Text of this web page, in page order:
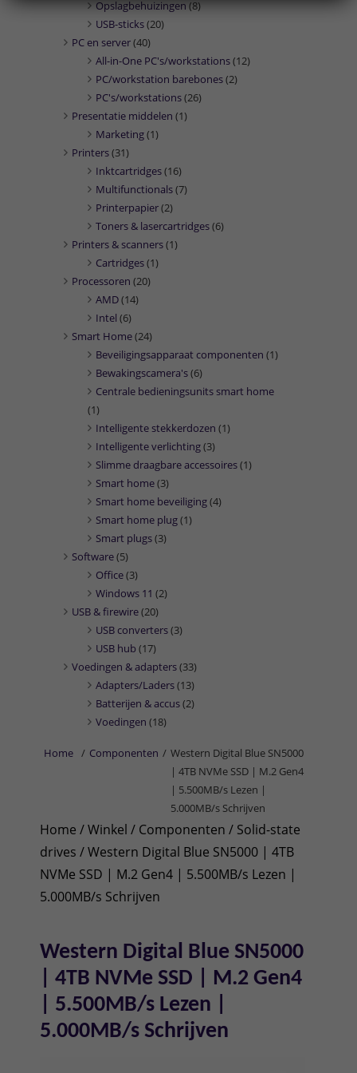
Opslagbehuizingen(8)
USB-sticks(20)
PC en server(40)
All-in-One PC's/workstations(12)
PC/workstation barebones(2)
PC's/workstations(26)
Presentatie middelen (1)
Marketing(1)
Printers(31)
Inktcartridges(16)
Multifunctionals(7)
Printerpapier(2)
Toners & lasercartridges(6)
Printers & scanners(1)
Cartridges(1)
Processoren (20)
AMD(14)
Intel (6)
Smart Home(24)
Beveiligingsapparaat componenten (1)
Bewakingscamera's(6)
Centrale bedieningsunits smart home
(1)
Intelligente stekkerdozen (1)
Intelligente verlichting(3)
Slimme draagbare accessoires(1)
Smart home(3)
Smart home beveiliging(4)
Smart home plug(1)
Smart plugs(3)
Software(5)
Office(3)
Windows 11 (2)
USB & firewire(20)
USB converters(3)
USB hub (17)
Voedingen & adapters(33)
Adapters/Laders(13)
Batterijen & accus(2)
Voedingen (18)
Home / Componenten / Western Digital Blue SN5000
| 4TB NVMe SSD | M.2 Gen4
| 5.500MB/s Lezen |
5.000MB/s Schrijven
Home /Winkel / Componenten / Solid-state
drives / Western Digital Blue SN5000 | 4TB
NVMe SSD | M.2 Gen4 | 5.500MB/s Lezen |
5.000MB/s Schrijven
Western Digital Blue SN5000
| 4TB NVMe SSD | M.2 Gen4
| 5.500MB/s Lezen |
5.000MB/s Schrijven